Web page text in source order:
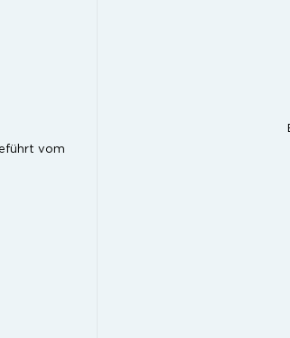
vom